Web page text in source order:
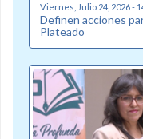
Viernes, Julio 24, 2026 -
Definen acciones
Plateado